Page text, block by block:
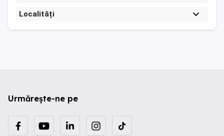
Localități
Urmărește-ne pe